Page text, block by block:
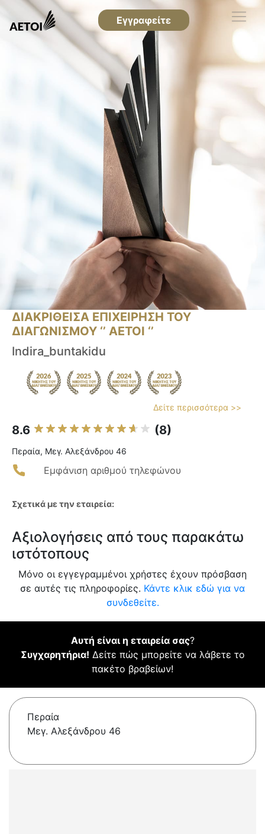
Εγγραφείτε
ΔΙΑΚΡΙΘΕΙΣΑ ΕΠΙΧΕΙΡΗΣΗ ΤΟΥ
ΔΙΑΓΩΝΙΣΜΟΥ ‘’ ΑΕΤΟΙ ‘’
Indira_buntakidu
Δείτε περισσότερα >>
8.6 (8)
Περαία, Μεγ. Αλεξάνδρου 46
Εμφάνιση αριθμού τηλεφώνου
Σχετικά με την εταιρεία:
Αξιολογήσεις από τους παρακάτω
ιστότοπους
Μόνο οι εγγεγραμμένοι χρήστες έχουν πρόσβαση
σε αυτές τις πληροφορίες. Κάντε κλικ εδώ για να
συνδεθείτε.
Αυτή είναι η εταιρεία σας?
Συγχαρητήρια! Δείτε πώς μπορείτε να λάβετε το
πακέτο βραβείων!
Περαία
Μεγ. Αλεξάνδρου 46